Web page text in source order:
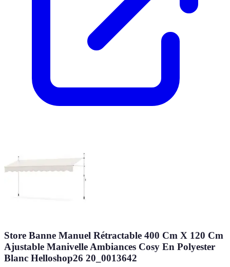
Store Banne Manuel Rétractable 400 Cm X 120 Cm
Ajustable Manivelle Ambiances Cosy En Polyester
Blanc Helloshop26 20_0013642